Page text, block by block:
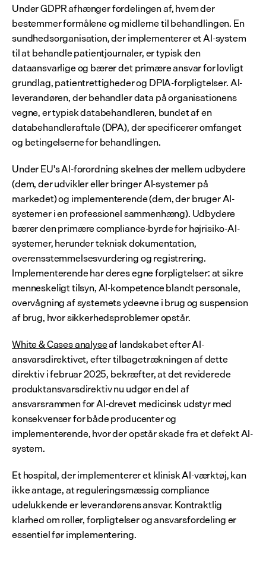
Under GDPR afhænger fordelingen af, hvem der
bestemmer formålene og midlerne til behandlingen. En
sundhedsorganisation, der implementerer et AI-system
til at behandle patientjournaler, er typisk den
dataansvarlige og bærer det primære ansvar for lovligt
grundlag, patientrettigheder og DPIA-forpligtelser. AI-
leverandøren, der behandler data på organisationens
vegne, er typisk databehandleren, bundet af en
databehandleraftale (DPA), der specificerer omfanget
og betingelserne for behandlingen.
Under EU's AI-forordning skelnes der mellem udbydere
(dem, der udvikler eller bringer AI-systemer på
markedet) og implementerende (dem, der bruger AI-
systemer i en professionel sammenhæng). Udbydere
bærer den primære compliance-byrde for højrisiko-AI-
systemer, herunder teknisk dokumentation,
overensstemmelsesvurdering og registrering.
Implementerende har deres egne forpligtelser: at sikre
menneskeligt tilsyn, AI-kompetence blandt personale,
overvågning af systemets ydeevne i brug og suspension
af brug, hvor sikkerhedsproblemer opstår.
White & Cases analyse af landskabet efter AI-
ansvarsdirektivet, efter tilbagetrækningen af dette
direktiv i februar 2025, bekræfter, at det reviderede
produktansvarsdirektiv nu udgør en del af
ansvarsrammen for AI-drevet medicinsk udstyr med
konsekvenser for både producenter og
implementerende, hvor der opstår skade fra et defekt AI-
system.
Et hospital, der implementerer et klinisk AI-værktøj, kan
ikke antage, at reguleringsmæssig compliance
udelukkende er leverandørens ansvar. Kontraktlig
klarhed om roller, forpligtelser og ansvarsfordeling er
essentiel før implementering.